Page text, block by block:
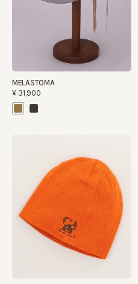
MELASTOMA
¥31,900